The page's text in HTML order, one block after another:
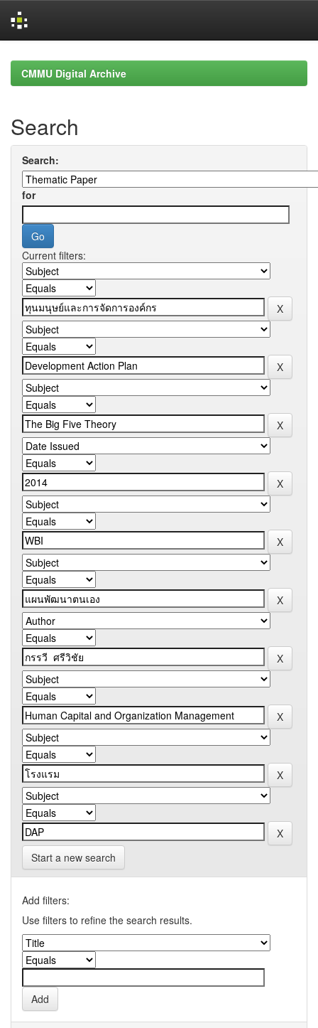
navigationCMMU Digital Archive
Search
Search:
for
Current filters:
Start a new search
Add filters:
Use filters to refine the search results.